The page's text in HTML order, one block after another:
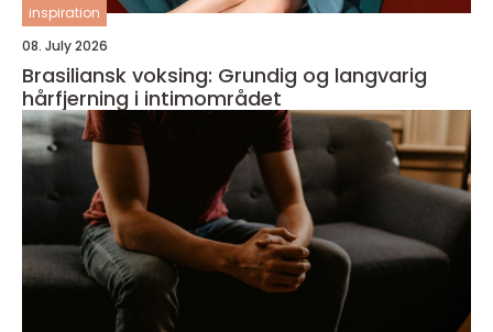
inspiration
08. July 2026
Brasiliansk voksing: Grundig og langvarig
hårfjerning i intimområdet